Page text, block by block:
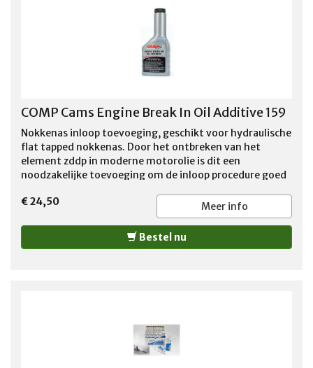
COMP Cams Engine Break In Oil Additive 159
Nokkenas inloop toevoeging, geschikt voor hydraulische
flat tapped nokkenas. Door het ontbreken van het
element zddp in moderne motorolie is dit een
noodzakelijke toevoeging om de inloop procedure goed
van de nokken aanzienlijk.
€ 24,50 Meer info
Bestel nu